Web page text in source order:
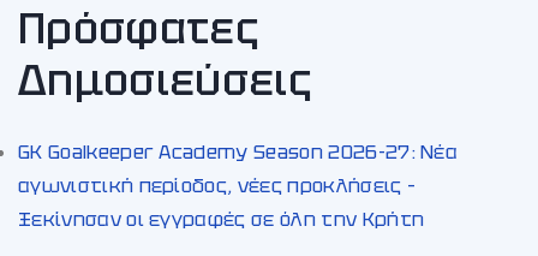
Πρόσφατες
Δημοσιεύσεις
GK Goalkeeper Academy Season 2026-27: Νέα
αγωνιστική περίοδος, νέες προκλήσεις –
Ξεκίνησαν οι εγγραφές σε όλη την Κρήτη